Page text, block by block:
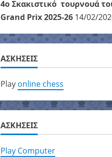
4ο Σκακιστικό τουρνουά
Grand Prix 2025-26 14/02/
ΑΣΚΗΣΕΙΣ
Play online chess
ΑΣΚΗΣΕΙΣ
Play Computer